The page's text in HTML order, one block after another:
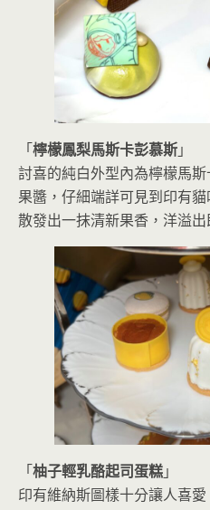
「檸檬鳳梨馬斯卡彭慕斯」
討喜的純白外型內為檸檬馬
果醬，仔細端詳可見到印有
散發出一抹清新果香，洋溢
「柚子輕乳酪起司蛋糕」
印有維納斯圖樣十分讓人喜